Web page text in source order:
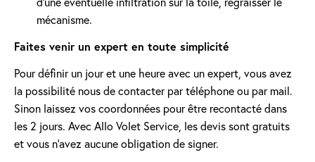
mécanisme.
Faites venir un expert en toute simplicité
Pour définir un jour et une heure avec un expert, vous avez
la possibilité nous de contacter par téléphone ou par mail.
Sinon laissez vos coordonnées pour être recontacté dans
les 2 jours. Avec Allo Volet Service, les devis sont gratuits
et vous n'avez aucune obligation de signer.